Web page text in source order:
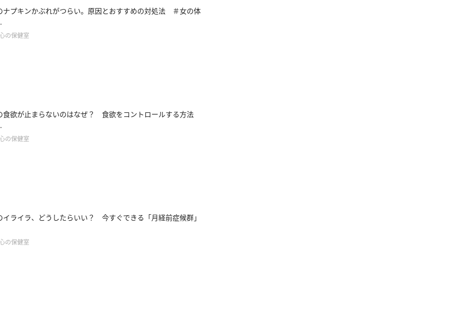
ナプキンかぶれがつらい。原因とおすすめの対処法 ＃女の体
の保健室
食欲が止まらないのはなぜ？ 食欲をコントロールする方法
の保健室
イライラ、どうしたらいい？ 今すぐできる「月経前症候群」
の保健室